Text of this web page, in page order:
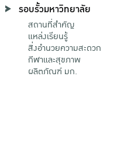
รอบรั้วมหาวิทยาลัย
สถานที่สำคัญ
แหล่งเรียนรู้
สิ่งอำนวยความสะดวก
กีฬาและสุขภาพ
ผลิตภัณฑ์ มก.